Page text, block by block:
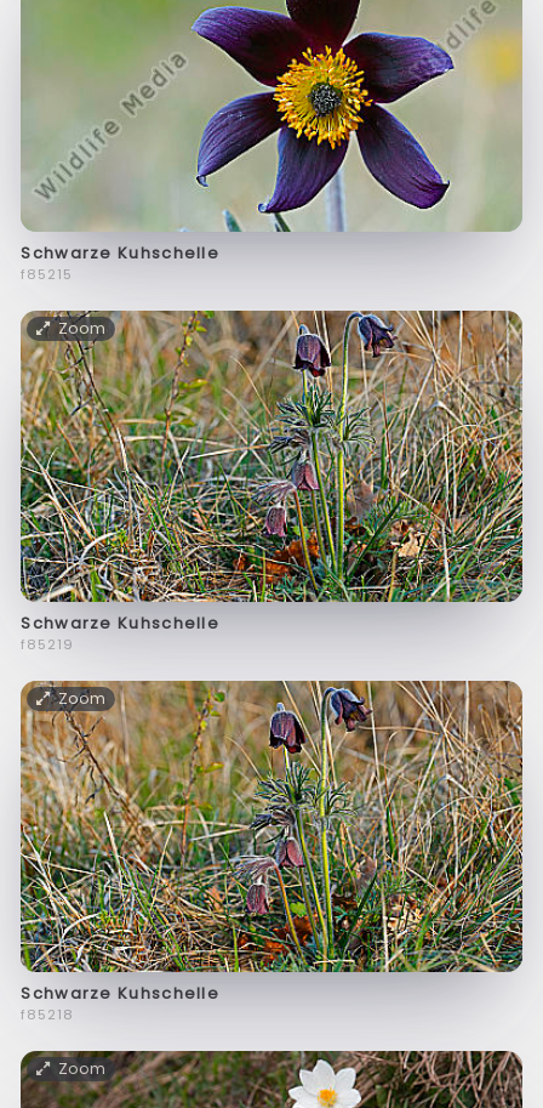
Schwarze Kuhschelle
f85215
Zoom
Schwarze Kuhschelle
f85219
Zoom
Schwarze Kuhschelle
f85218
Zoom